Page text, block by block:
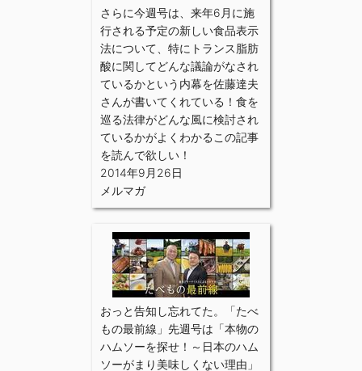
さらに今週号は、来年6月に施
行される予定の新しい食品表示
法について、特にトランス脂肪
酸に関してどんな議論がなされ
ているかという内幕を佐藤達夫
さんが書いてくれている！食を
巡る法律がどんな風に検討され
ているかがよくわかるこの記事
を読んで欲しい！
2014年9月26日
メルマガ
おっと告知し忘れてた。「たべ
もの最前線」先週号は「本物の
ハムソーを探せ！～日本のハム
ソーがまり美味しくない理由」